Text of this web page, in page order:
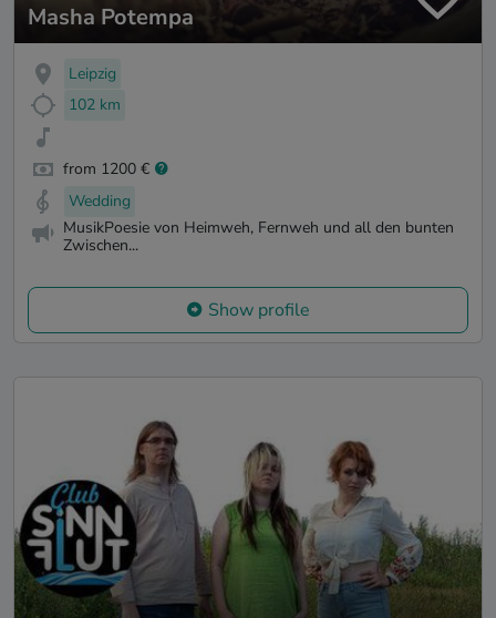
Masha Potempa
Leipzig
102 km
from 1200 €
Wedding
MusikPoesie von Heimweh, Fernweh und all den bunten
Zwischen...
Show profile